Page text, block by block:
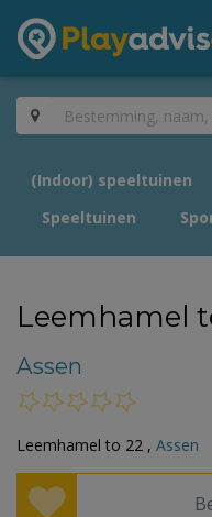
(Indoor) speeltuinen
Speeltuinen
Leemhamel
Assen
Leemhamel to 22 , Assen